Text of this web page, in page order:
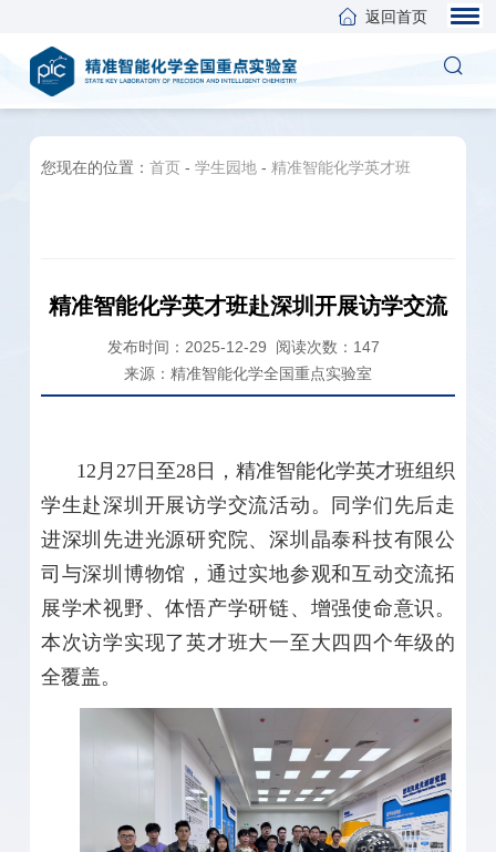
返回首页
您现在的位置： 首页- 学生园地- 精准智能化学英才班
精准智能化学英才班赴深圳开展访学交流
发布时间：2025-12-29 阅读次数： 147
来源：精准智能化学全国重点实验室
12 月 27日至28日，精准智能化学英才班组织
学生赴深圳开展访学交流活动。同学们先后走
进深圳先进光源研究院、深圳晶泰科技有限公
司与深圳博物馆，通过实地参观和互动交流拓
展学术视野、体悟产学研链、增强使命意识。
本次访学实现了英才班大一至大四四个年级的
全覆盖。